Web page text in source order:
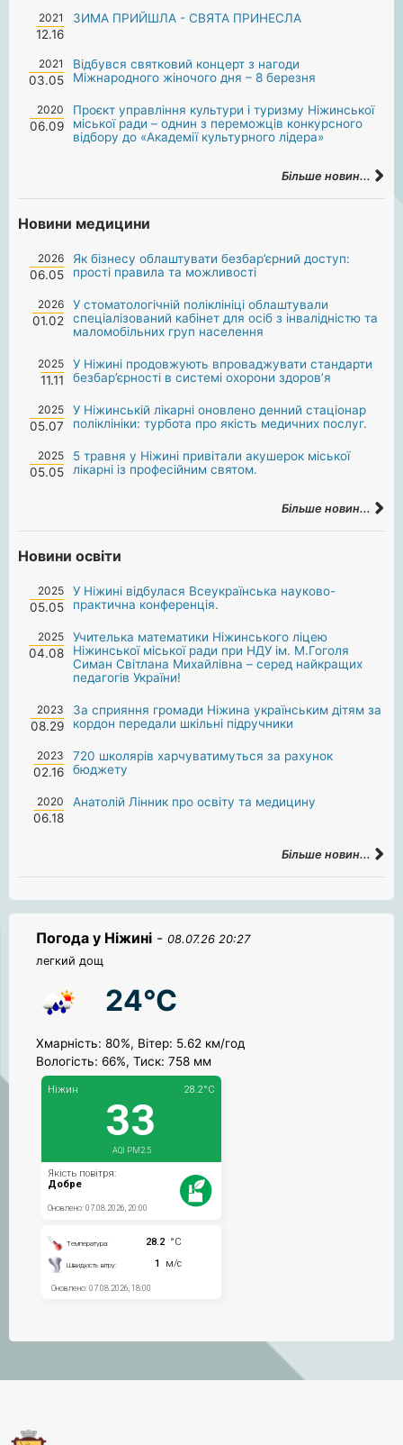
2021
12.16
ЗИМА ПРИЙШЛА - СВЯТА ПРИНЕСЛА
2021
03.05
Відбувся святковий концерт з нагоди
Міжнародного жіночого дня – 8 березня
2020
06.09
Проєкт управління культури і туризму Ніжинської
міської ради – однин з переможців конкурсного
відбору до «Академії культурного лідера»
Більше новин...
Новини медицини
2026
06.05
Як бізнесу облаштувати безбар’єрний доступ:
прості правила та можливості
2026
01.02
У стоматологічній поліклініці облаштували
спеціалізований кабінет для осіб з інвалідністю та
маломобільних груп населення
2025
11.11
У Ніжині продовжують впроваджувати стандарти
безбар’єрності в системі охорони здоров’я
2025
05.07
У Ніжинській лікарні оновлено денний стаціонар
поліклініки: турбота про якість медичних послуг.
2025
05.05
5 травня у Ніжині привітали акушерок міської
лікарні із професійним святом.
Більше новин...
Новини освіти
2025
05.05
У Ніжині відбулася Всеукраїнська науково-
практична конференція.
2025
04.08
Учителька математики Ніжинського ліцею
Ніжинської міської ради при НДУ ім. М.Гоголя
Симан Світлана Михайлівна – серед найкращих
педагогів України!
2023
08.29
За сприяння громади Ніжина українським дітям за
кордон передали шкільні підручники
2023
02.16
720 школярів харчуватимуться за рахунок
бюджету
2020
06.18
Анатолій Лінник про освіту та медицину
Більше новин...
Погода у Ніжині - 08.07.26 20:27
легкий дощ
24°C
Хмарність: 80%, Вітер: 5.62 км/год
Вологість: 66%, Тиск: 758 мм